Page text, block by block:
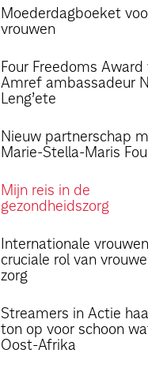
Moederdagboeket
vrouwen
Four Freedoms Award
Amref ambassadeur
Leng’ete
Nieuw partnerschap
Marie-Stella-Maris
Mijn reis in de
gezondheidszorg
Internationale
cruciale rol van
zorg
Streamers in Actie
ton op voor schoon
Oost-Afrika